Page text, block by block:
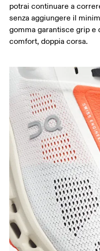
potrai continuare a
senza aggiungere il
gomma garantisce grip e
comfort, doppia corsa.